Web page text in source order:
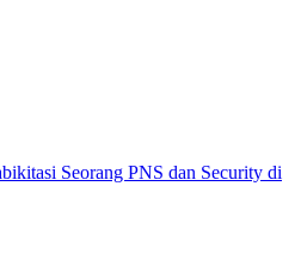
Seorang PNS dan Security di